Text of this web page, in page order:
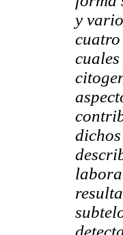
y
cuatro